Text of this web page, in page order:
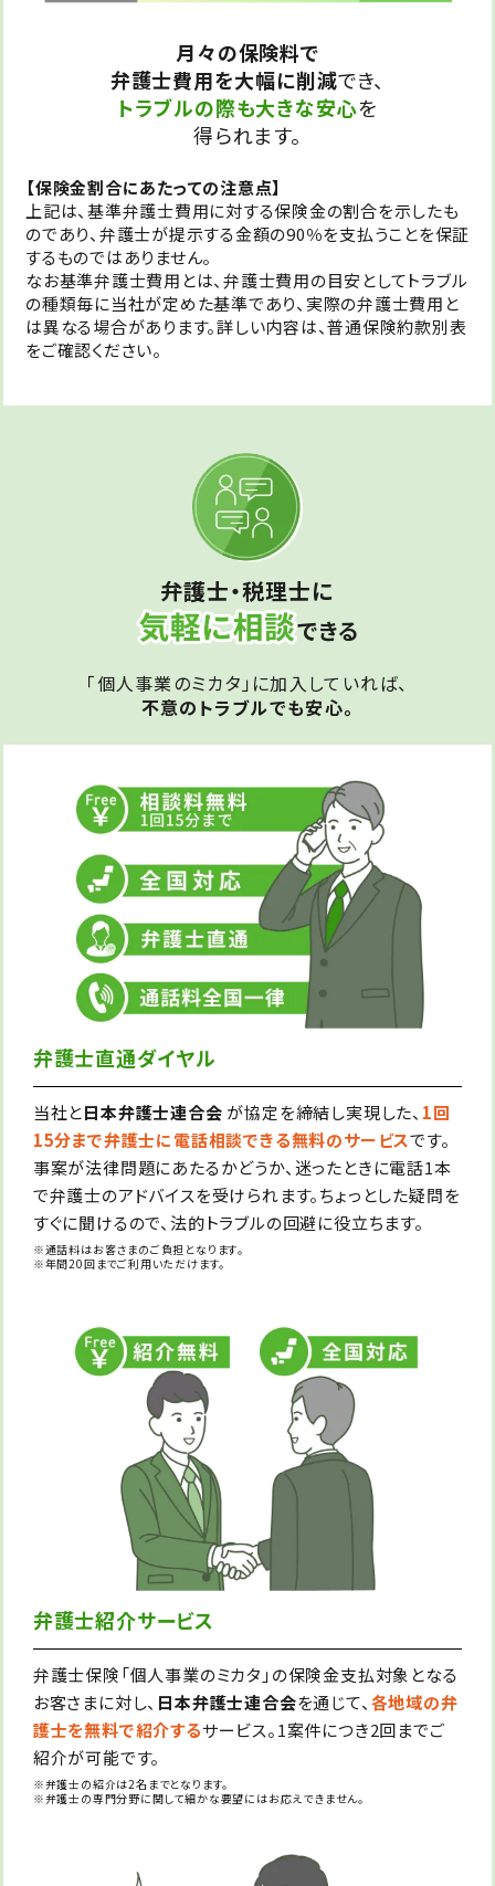
月々の保険料で
弁護士費用を大幅に削減でき、
トラブルの際も大きな安心を
得られます。
【保険金割合にあたっての注意点】
上記は、基準弁護士費用に対する保険金の割合を示したも
のであり、弁護士が提示する金額の90％を支払うことを保証
するものではありません。
なお基準弁護士費用とは、弁護士費用の目安としてトラブル
の種類毎に当社が定めた基準であり、実際の弁護士費用と
は異なる場合があります。詳しい内容は、普通保険約款別表
をご確認ください。
弁護士・税理士に
できる
「個人事業のミカタ」に加入していれば、
不意のトラブルでも安心。
弁護士直通ダイヤル
当社と日本弁護士連合会 が協定を締結し実現した、 1回
15分まで弁護士に電話相談できる無料のサービスです。
事案が法律問題にあたるかどうか、迷ったときに電話1本
で弁護士のアドバイスを受けられます。ちょっとした疑問を
すぐに聞けるので、法的トラブルの回避に役立ちます。
※通話料はお客さまのご負担となります。
※年間20回までご利用いただけます。
弁護士紹介サービス
弁護士保険「個人事業のミカタ」の保険金支払対象となる
お客さまに対し、 日本弁護士連合会を通じて、各地域の弁
護士を無料で紹介するサービス。1案件につき2回までご
紹介が可能です。
※弁護士の紹介は2名までとなります。
※弁護士の専門分野に関して細かな要望にはお応えできません。